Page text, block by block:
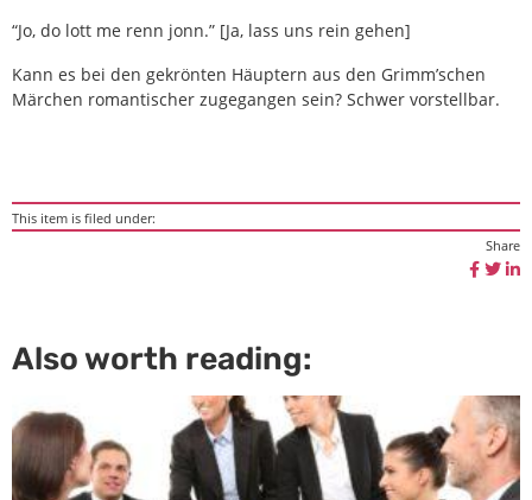
“Jo, do lott me renn jonn.” [Ja, lass uns rein gehen]
Kann es bei den gekrönten Häuptern aus den Grimm’schen
Märchen romantischer zugegangen sein? Schwer vorstellbar.
This item is filed under:
Share
Also worth reading: